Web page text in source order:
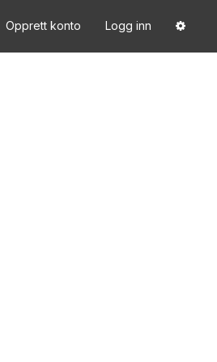
Opprett konto Logg inn